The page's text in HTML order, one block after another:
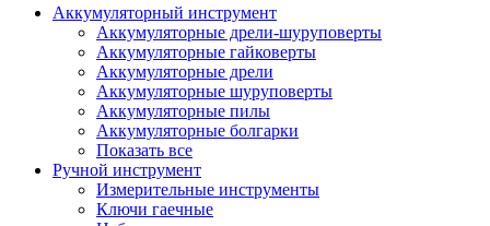
Аккумуляторный инструмент
Аккумуляторные дрели-шуруповерты
Аккумуляторные гайковерты
Аккумуляторные дрели
Аккумуляторные шуруповерты
Аккумуляторные пилы
Аккумуляторные болгарки
Показать все
Ручной инструмент
Измерительные инструменты
Ключи гаечные